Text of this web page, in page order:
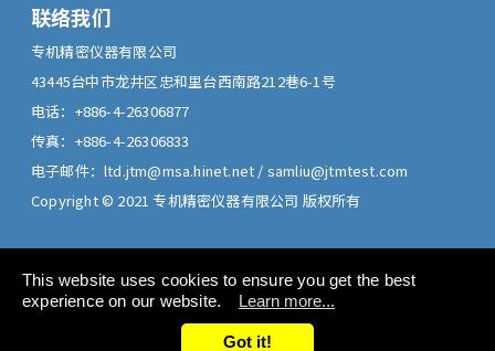
联络我们
专机精密仪器有限公司
43445台中市龙井区忠和里台西南路212巷6-1号
电话： +886-4-26306877
传真： +886-4-26306833
电子邮件： ltd.jtm@msa.hinet.net / samliu@jtmtest.com
Copyright © 2021 专机精密仪器有限公司 版权所有
This website uses cookies to ensure you get the best
experience on our website.
Learn more...
Got it!